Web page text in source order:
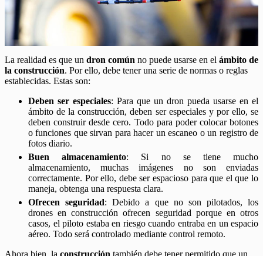
La realidad es que un dron común no puede usarse en el ámbito de
la construcción. Por ello, debe tener una serie de normas o reglas
establecidas. Estas son:
Deben ser especiales: Para que un dron pueda usarse en el
ámbito de la construcción, deben ser especiales y por ello, se
deben construir desde cero. Todo para poder colocar botones
o funciones que sirvan para hacer un escaneo o un registro de
fotos diario.
Buen almacenamiento: Si no se tiene mucho
almacenamiento, muchas imágenes no son enviadas
correctamente. Por ello, debe ser espacioso para que el que lo
maneja, obtenga una respuesta clara.
Ofrecen seguridad: Debido a que no son pilotados, los
drones en construcción ofrecen seguridad porque en otros
casos, el piloto estaba en riesgo cuando entraba en un espacio
aéreo. Todo será controlado mediante control remoto.